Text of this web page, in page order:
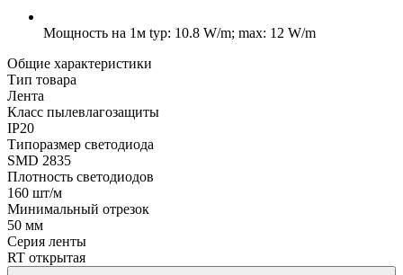
Мощность на 1м typ: 10.8 W/m; max: 12 W/m
Общие характеристики
Тип товара
Лента
Класс пылевлагозащиты
IP20
Типоразмер светодиода
SMD 2835
Плотность светодиодов
160 шт/м
Минимальный отрезок
50 мм
Серия ленты
RT открытая